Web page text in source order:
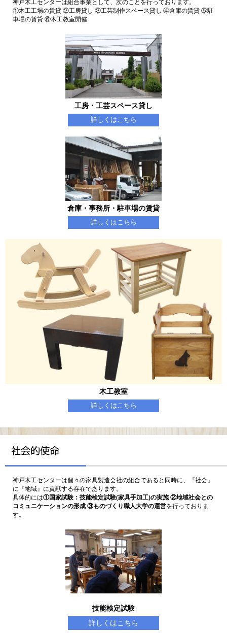
神戸木工センターは組合事業として、次のことを行っております。
①木工工場の賃貸 ②工房貸し ③工芸制作スペース貸し ④倉庫の賃貸 ⑤駐
車場の賃貸 ⑥木工教室開催
工房・工芸スペース貸し
詳しくはこちら
倉庫・事務所・駐車場の賃貸
詳しくはこちら
木工教室
詳しくはこちら
神戸木工センターは個々の家具製造会社の組合であると同時に、『社会』
に『地域』に貢献する存在であります。
具体的には①国家試験：技能検定試験(家具手加工)の実施 ②地域社会との
コミュニケーションの形成 ③ものづくり職人大学の運営を行っておりま
す。
技能検定試験
詳しくはこちら